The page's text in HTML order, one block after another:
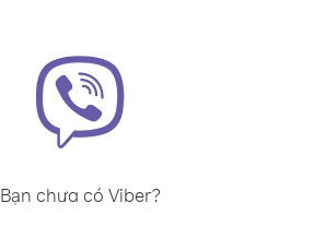
Bạn chưa có Viber?